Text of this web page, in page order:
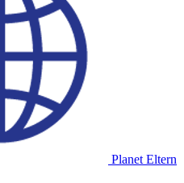
Planet Eltern